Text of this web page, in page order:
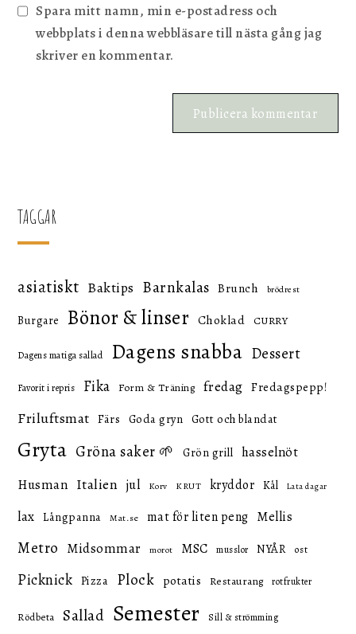
Spara mitt namn, min e-postadress och
webbplats i denna webbläsare till nästa gång jag
skriver en kommentar.
TAGGAR
asiatiskt Baktips Barnkalas Brunch brödrest
Burgare Bönor & linser Choklad CURRY
Dagens matiga sallad Dagens snabba Dessert
Favorit i repris Fika Form & Träning fredag Fredagspepp!
Friluftsmat Färs Goda gryn Gott och blandat
Gryta Gröna saker 🌱 Grön grill hasselnöt
Husman Italien jul Korv KRUT kryddor Kål Lata dagar
lax Långpanna Mat.se mat för liten peng Mellis
Metro Midsommar morot MSC musslor NYÅR ost
Picknick Pizza Plock potatis Restaurang rotfrukter
Rödbeta Sallad Semester Sill & strömming